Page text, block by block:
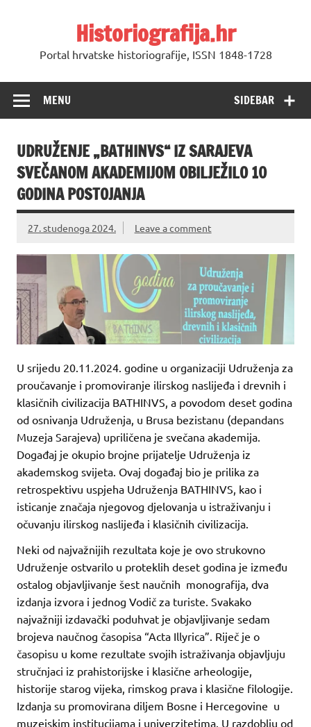
Historiografija.hr
Portal hrvatske historiografije, ISSN 1848-1728
SIDEBAR
MENU
UDRUŽENJE „BATHINVS“ IZ SARAJEVA
SVEČANOM AKADEMIJOM OBILJEŽILO 10
GODINA POSTOJANJA
27. studenoga 2024. Leave a comment
U srijedu 20.11.2024. godine u organizaciji Udruženja za
proučavanje i promoviranje ilirskog naslijeđa i drevnih i
klasičnih civilizacija BATHINVS, a povodom deset godina
od osnivanja Udruženja, u Brusa bezistanu (depandans
Muzeja Sarajeva) upriličena je svečana akademija.
Događaj je okupio brojne prijatelje Udruženja iz
akademskog svijeta. Ovaj događaj bio je prilika za
retrospektivu uspjeha Udruženja BATHINVS, kao i
isticanje značaja njegovog djelovanja u istraživanju i
očuvanju ilirskog naslijeđa i klasičnih civilizacija.
Neki od najvažnijih rezultata koje je ovo strukovno
Udruženje ostvarilo u proteklih deset godina je između
ostalog objavljivanje šest naučnih monografija, dva
izdanja izvora i jednog Vodič za turiste. Svakako
najvažniji izdavački poduhvat je objavljivanje sedam
brojeva naučnog časopisa “Acta Illyrica”. Riječ je o
časopisu u kome rezultate svojih istraživanja objavljuju
stručnjaci iz prahistorijske i klasične arheologije,
historije starog vijeka, rimskog prava i klasične filologije.
Izdanja su promovirana diljem Bosne i Hercegovine u
muzejskim institucijama i univerzitetima. U razdoblju od